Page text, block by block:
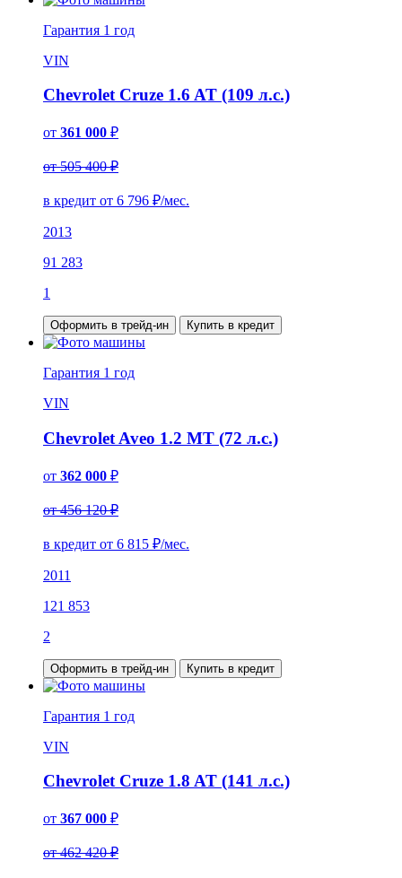
Гарантия 1 год
VIN
Chevrolet Cruze 1.6 AT (109 л.с.)
от 361 000 ₽
от 505 400 ₽
в кредит от 6 796 ₽/мес.
2013
91 283
1
Оформить в трейд-ин Купить в кредит
Гарантия 1 год
VIN
Chevrolet Aveo 1.2 MT (72 л.с.)
от 362 000 ₽
от 456 120 ₽
в кредит от 6 815 ₽/мес.
2011
121 853
2
Оформить в трейд-ин Купить в кредит
Гарантия 1 год
VIN
Chevrolet Cruze 1.8 AT (141 л.с.)
от 367 000 ₽
от 462 420 ₽